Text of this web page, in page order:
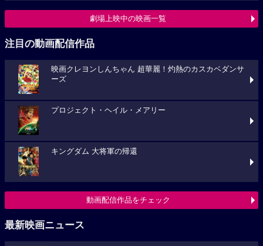
劇場上映中の映画一覧
注目の動画配信作品
映画クレヨンしんちゃん 超華麗！灼熱のカスカベダンサ
ーズ
プロジェクト・ヘイル・メアリー
キングダム 大将軍の帰還
動画配信作品をチェック
最新映画ニュース